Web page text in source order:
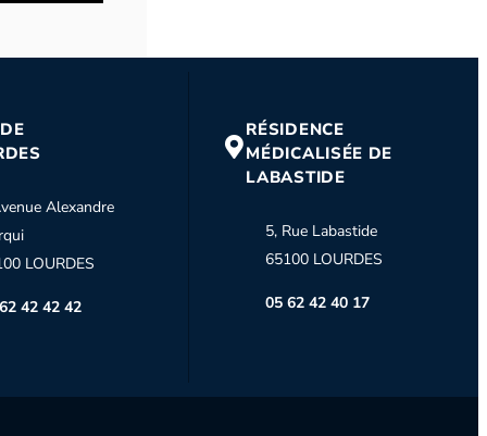
Alexandre
LOURDES
42 42 42
RÉSIDENCE
MÉDICALISÉE DE
LABASTIDE
5, Rue Labastide
65100 LOURDES
05 62 42 40 17